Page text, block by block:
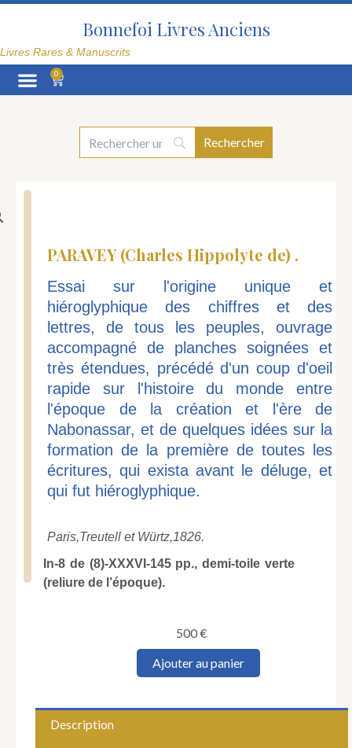
Aller
Bonnefoi Livres Anciens
Livres Rares & Manuscrits
0
Panier
PARAVEY (Charles Hippolyte de) .
Essai sur l'origine unique et
hiéroglyphique des chiffres et des
lettres, de tous les peuples, ouvrage
accompagné de planches soignées et
très étendues, précédé d'un coup d'oeil
rapide sur l'histoire du monde entre
l'époque de la création et l'ère de
Nabonassar, et de quelques idées sur la
formation de la première de toutes les
écritures, qui exista avant le déluge, et
qui fut hiéroglyphique.
Paris,Treutell et Würtz,1826.
In-8 de (8)-XXXVI-145 pp., demi-toile verte
(reliure de l’époque).
500€
quantitéAjouter au panier
Description